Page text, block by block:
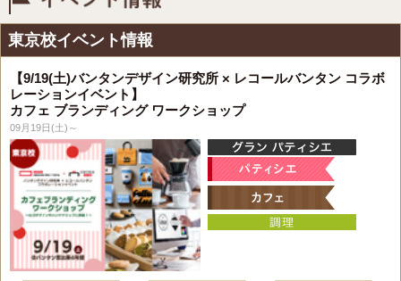
東京校イベント情報
【9/19(土)バンタンデザイン研究所 × レコールバンタン コラボ
レーションイベント】
カフェ ブランディング ワークショップ
09月19日(土)～